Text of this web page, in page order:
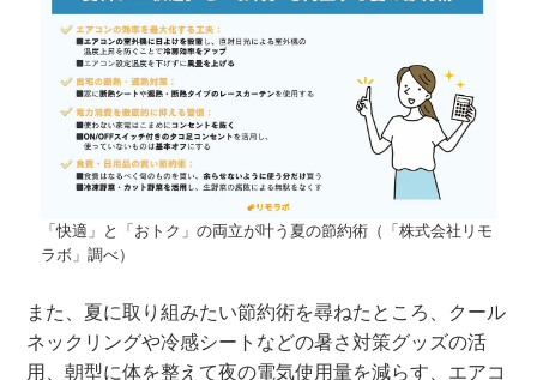
「快適」と「おトク」の両立が叶う夏の節約術（「株式会社リモ
ラボ」調べ）
また、夏に取り組みたい節約術を尋ねたところ、クール
ネックリングや冷感シートなどの暑さ対策グッズの活
用、朝型に体を整えて夜の電気使用量を減らす、エアコ